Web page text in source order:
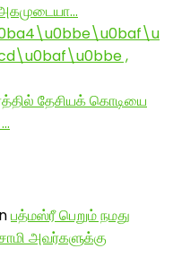
,
தேசியக் கொடியை
பத்மஸ்ரீ பெறும் நமது
அவர்களுக்கு